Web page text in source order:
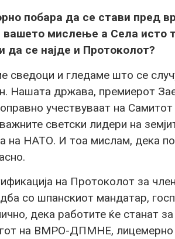
побара да се стави пред
мислење а Села исто
да се најде и Протоколот?
сведоци и гледаме што се
Нашата држава, премиерот
учествуваат на
светски лидери на
на НАТО. И тоа мислам, дека
на Протоколот за
со шпанскиот мандатар,
дека работите ќе станат
на ВМРО-ДПМНЕ, лицемерно